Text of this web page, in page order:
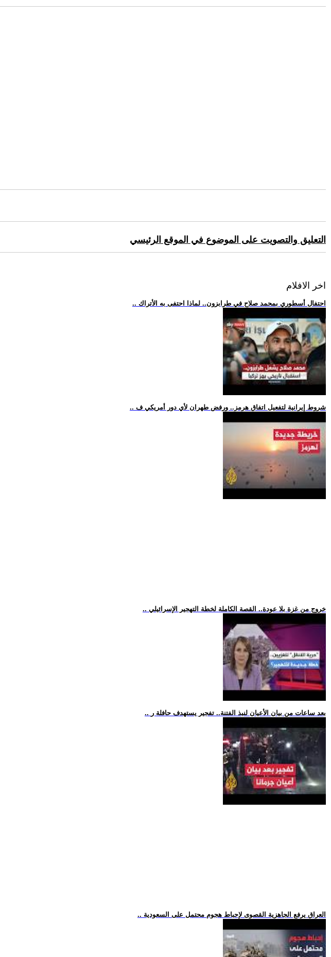
التعليق والتصويت على الموضوع في الموقع الرئيسي
اخر الافلام
.. احتفال أسطوري بمحمد صلاح في طرابزون.. لماذا احتفى به الأتراك
.. شروط إيرانية لتفعيل اتفاق هرمز.. ورفض طهران لأي دور أمريكي ف
.. خروج من غزة بلا عودة.. القصة الكاملة لخطة التهجير الإسرائيلي
.. بعد ساعات من بيان الأعيان لنبذ الفتنة.. تفجير يستهدف حافلة ر
.. العراق يرفع الجاهزية القصوى لإحباط هجوم محتمل على السعودية